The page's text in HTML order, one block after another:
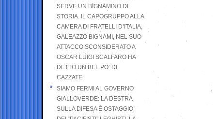
SERVE UN BIGNAMINO DI
STORIA. IL CAPOGRUPPO ALLA
CAMERA DI FRATELLI D’ITALIA,
GALEAZZO BIGNAMI, NEL SUO
ATTACCO SCONSIDERATO A
OSCAR LUIGI SCALFARO HA
DETTO UN BEL PO’ DI
CAZZATE
SIAMO FERMI AL GOVERNO
GIALLOVERDE: LA DESTRA
SULLA DIFESA È OSTAGGIO